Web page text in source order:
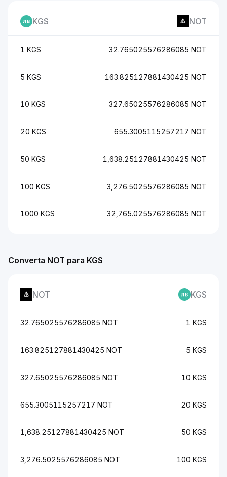
Converta NOT para KGS
NOT KGS
32.765025576286085 NOT 1 KGS
163.825127881430425 NOT 5 KGS
327.65025576286085 NOT 10 KGS
655.3005115257217 NOT 20 KGS
1,638.25127881430425 NOT 50 KGS
3,276.5025576286085 NOT 100 KGS
KGS NOT
1 KGS 32.765025576286085 NOT
5 KGS 163.825127881430425 NOT
10 KGS 327.65025576286085 NOT
20 KGS 655.3005115257217 NOT
50 KGS 1,638.25127881430425 NOT
100 KGS 3,276.5025576286085 NOT
1000 KGS 32,765.025576286085 NOT